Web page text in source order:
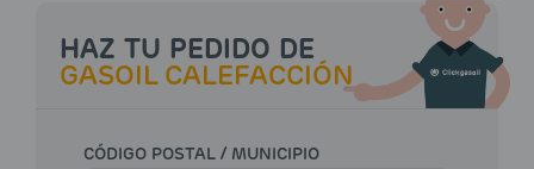
HAZ TU PEDIDO DE
GASOIL CALEFACCIÓN
CÓDIGO POSTAL / MUNICIPIO